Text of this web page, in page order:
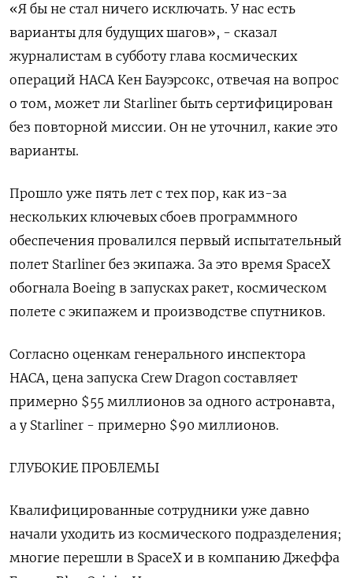
«Я бы не стал ничего исключать. У нас есть
варианты для будущих шагов», - сказал
журналистам в субботу глава космических
операций НАСА Кен Бауэрсокс, отвечая на вопрос
о том, может ли Starliner быть сертифицирован
без повторной миссии. Он не уточнил, какие это
варианты.
Прошло уже пять лет с тех пор, как из-за
нескольких ключевых сбоев программного
обеспечения провалился первый испытательный
полет Starliner без экипажа. За это время SpaceX
обогнала Boeing в запусках ракет, космическом
полете с экипажем и производстве спутников.
Согласно оценкам генерального инспектора
НАСА, цена запуска Crew Dragon составляет
примерно $55 миллионов за одного астронавта,
а у Starliner - примерно $90 миллионов.
ГЛУБОКИЕ ПРОБЛЕМЫ
Квалифицированные сотрудники уже давно
начали уходить из космического подразделения;
многие перешли в SpaceX и в компанию Джеффа